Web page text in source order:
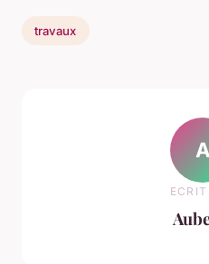
travaux
A
ECRIT